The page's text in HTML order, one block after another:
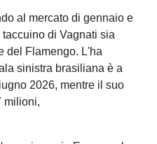
al mercato di gennaio e
di Vagnati sia
del Flamengo. L'ha
sinistra brasiliana è a
2026, mentre il suo
milioni,